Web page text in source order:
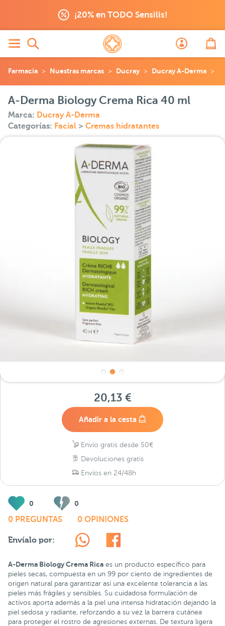
¡20% en TODO Sensilis!
Farmacia Nuestras marcas Ducray Ducray A-Derma
A-Derma Biology Crema Rica 40 ml
Marca: Ducray A-Derma
Categorías: Facial > Cremas hidratantes
20,13 €
Añadir a la cesta
Envío gratis desde 50€
Devoluciones gratis
Envíos en 24/48h
0 0
0 PREGUNTAS 0 OPINIONES
Envíalo por:
A-Derma Biology Crema Rica es un producto específico para
pieles secas, compuesta en un 99 por ciento de ingredientes de
origen natural para garantizar así una excelente tolerancia a las
pieles más frágiles y sensibles. Su cuidadosa formulación de
activos aporta además a la piel una intensa hidratación dejando la
piel sedosa y radiante, reforzando a su vez la barrera cutánea
para proteger el rostro de agresiones externas. De textura ligera